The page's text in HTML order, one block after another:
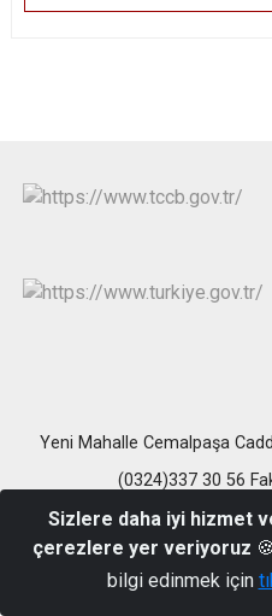
Yeni Mahalle Cemalpaşa
(0324)337 30 56
Sizlere daha iyi hizmet
çerezlere yer veriyoruz
bilgi edinmek için